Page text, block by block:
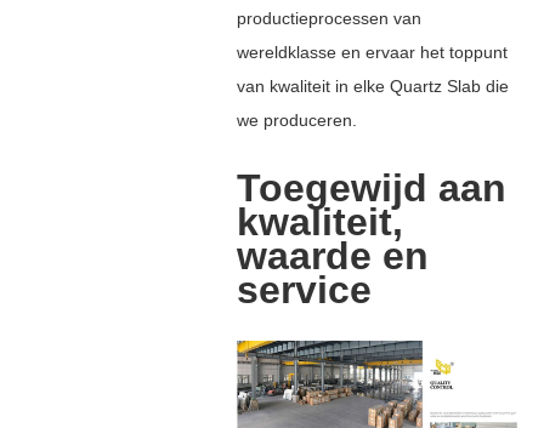
productieprocessen van
wereldklasse en ervaar het toppunt
van kwaliteit in elke Quartz Slab die
we produceren.
Toegewijd aan
kwaliteit,
waarde en
service